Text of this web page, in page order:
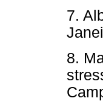
7.
8.